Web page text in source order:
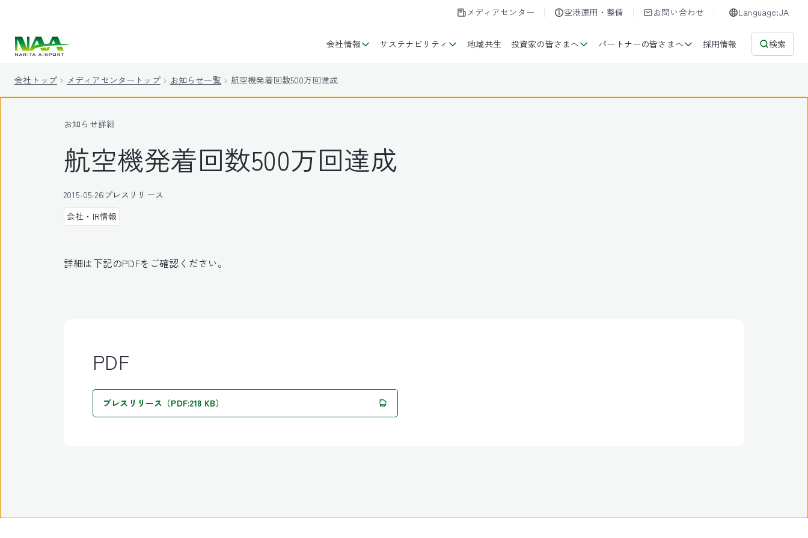
メディアセンター 空港運用・整備 お問い合わせ Language:JA
会社情報 サステナビリティ 地域共生 投資家の皆さまへ パートナーの皆さまへ 採用情報 検索
会社トップ メディアセンタートップ お知らせ一覧 航空機発着回数500万回達成
お知らせ詳細
航空機発着回数500万回達成
2015-05-26プレスリリース
会社・IR情報
詳細は下記のPDFをご確認ください。
PDF
プレスリリース（PDF:218 KB）